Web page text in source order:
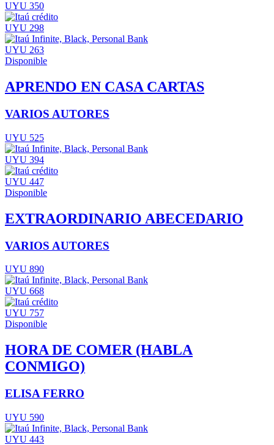
UYU 350
UYU 298
UYU 263
Disponible
APRENDO EN CASA CARTAS
VARIOS AUTORES
UYU 525
UYU 394
UYU 447
Disponible
EXTRAORDINARIO ABECEDARIO
VARIOS AUTORES
UYU 890
UYU 668
UYU 757
Disponible
HORA DE COMER (HABLA
CONMIGO)
ELISA FERRO
UYU 590
UYU 443